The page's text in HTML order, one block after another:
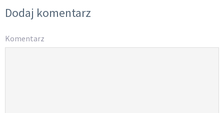
Dodaj komentarz
Komentarz